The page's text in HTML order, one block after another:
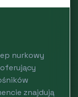
nurkowy
znajdują